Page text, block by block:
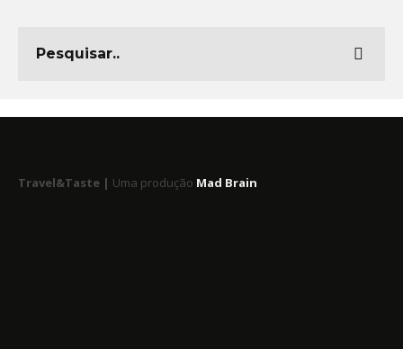
Travel&Taste | Uma produção Mad Brain